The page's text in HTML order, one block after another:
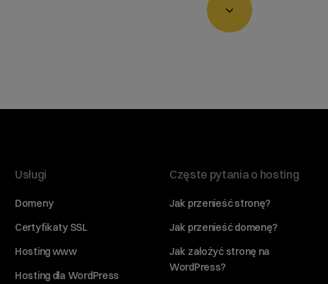
Usługi
Domeny
Certyfikaty SSL
Hosting www
Hosting dla WordPress
Częste pytania o hosting
Jak przenieść stronę?
Jak przenieść domenę?
Jak założyć stronę na
WordPress?